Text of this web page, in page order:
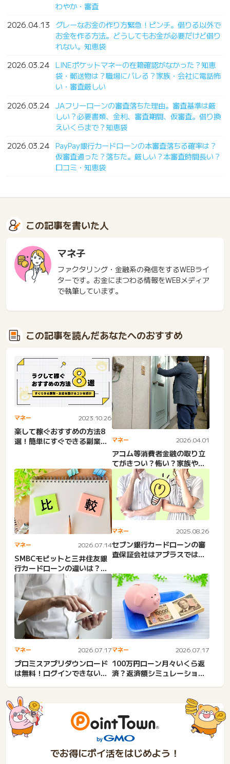
わやか・審査
2026.04.13
グレーなお金の作り方緊急！ピンチ。借りる以外で
お金を作る方法。どうしてもお金が必要だけど借り
れない。知恵袋
2026.03.24 LINEポケットマネーの在籍確認がなかった？知恵
袋・郵送物は？職場にバレる？家族・会社に電話怖
い・審査厳しい
2026.03.24 JAフリーローンの審査落ちた理由。審査基準は厳
しい？必要書類、金利、審査期間、仮審査。借り換
えいくらまで？知恵袋
2026.03.24 PayPay銀行カードローンの本審査落ちる確率は？
仮審査通った？落ちた。厳しい？本審査時間長い？
口コミ・知恵袋
この記事を書いた人
マネ子
ファクタリング・金融系の発信をするWEBライ
ターです。お金にまつわる情報をWEBメディア
で執筆しています。
この記事を読んだあなたへのおすすめ
マネー 2023.10.26
楽して稼ぐおすすめの方法8
選！簡単にすぐできる副業や
マネー 2026.04.01
アコム等消費者金融の取り立
てがきつい？怖い？家族や会
社・職場・家に来る？10年...
マネー 2026.07.14
SMBCモビットと三井住友銀
行カードローンの違いは？両
方借りる？どっちがいい？...
マネー 2025.08.26
セブン銀行カードローンの審
査保証会社はアプラスではな
証...
マネー 2026.07.17
プロミスアプリダウンロード
は無料！ログインできない・
マネー 2026.07.17
100万円ローン月々いくら返
済？返済額シミュレーショ
でお得にポイ活をはじめよう！